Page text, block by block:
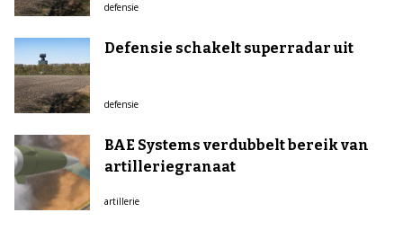
defensie
Defensie schakelt superradar uit
defensie
BAE Systems verdubbelt bereik van
artilleriegranaat
artillerie